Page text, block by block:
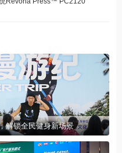
解锁全民健身新场景